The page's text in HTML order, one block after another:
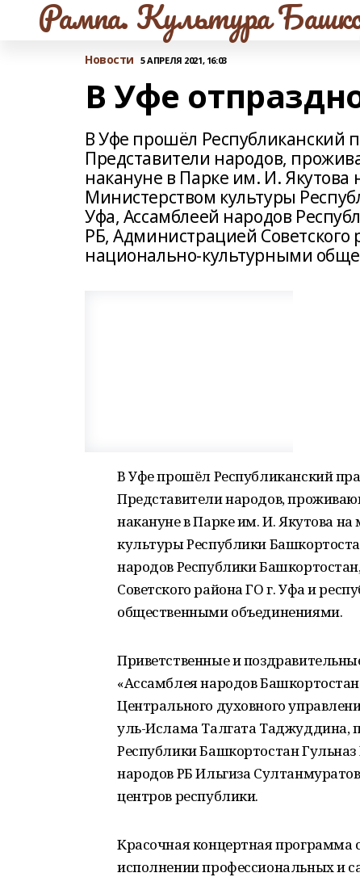
Рампа. Культура
Новости 5 АПРЕЛЯ 2021, 16:03
В Уфе
В Уфе прошёл Республиканский
Представители народов,
накануне в Парке им. И.
Министерством культуры
Уфа, Ассамблеей народов
РБ, Администрацией
национально-культурными
В Уфе прошёл Республиканский
Представители народов,
накануне в Парке им. И. Якутова
культуры Республики
народов Республики
Советского района ГО г. Уфа и
общественными объединениями.
Приветственные и
«Ассамблея народов
Центрального духовного
уль-Ислама Талгата Таджуддина,
Республики Башкортостан
народов РБ Ильгиза
центров республики.
Красочная концертная программа
исполнении профессиональных и